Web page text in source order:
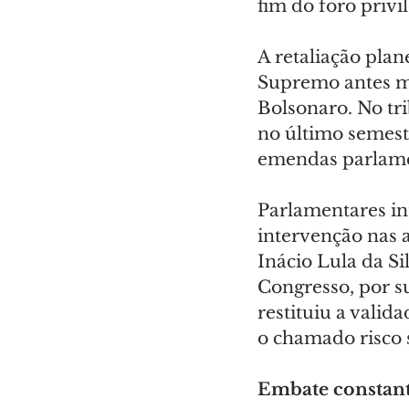
fim do foro
A retaliação
Supremo antes
Bolsonaro. No
no último
emendas
Parlamentares
intervenção nas
Inácio Lula da
Congresso, por
restituiu a
o chamado risco
Embate